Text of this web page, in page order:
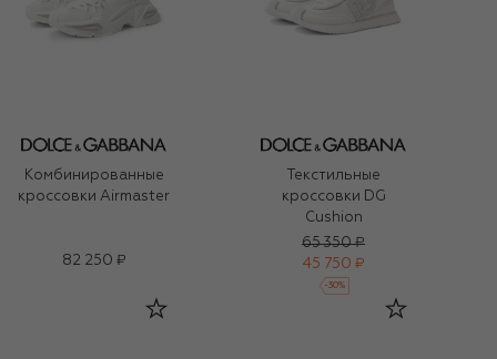
Комбинированные
кроссовки Airmaster
82 250 ₽
Текстильные
кроссовки DG
Cushion
65 350 ₽
45 750 ₽
-30%